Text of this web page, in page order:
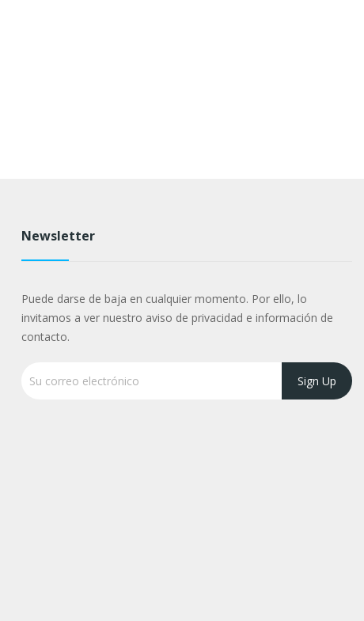
Newsletter
Puede darse de baja en cualquier momento. Por ello, lo
invitamos a ver nuestro aviso de privacidad e información de
contacto.